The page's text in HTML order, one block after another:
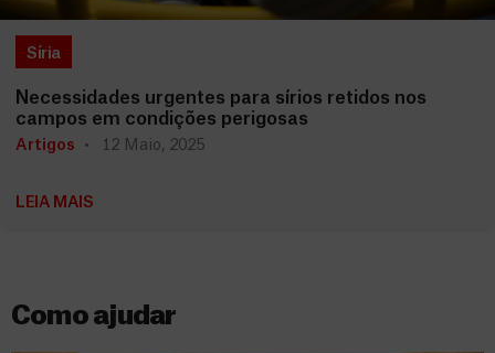
Síria
Necessidades urgentes para sírios retidos nos
campos em condições perigosas
Artigos 12 Maio, 2025
LEIA MAIS
Como ajudar